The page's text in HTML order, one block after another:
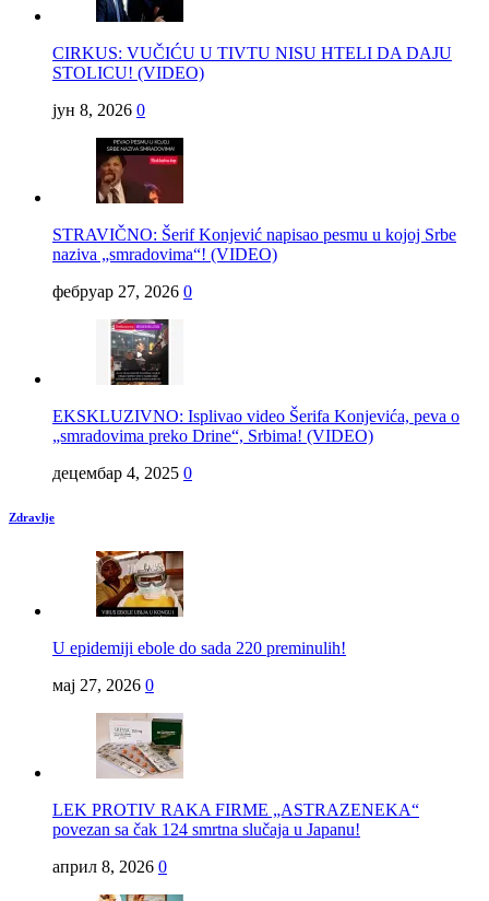
CIRKUS: VUČIĆU U TIVTU NISU HTELI DA DAJU
STOLICU! (VIDEO)
јун 8, 2026 0
STRAVIČNO: Šerif Konjević napisao pesmu u kojoj Srbe
naziva „smradovima“! (VIDEO)
фебруар 27, 2026 0
EKSKLUZIVNO: Isplivao video Šerifa Konjevića, peva o
„smradovima preko Drine“, Srbima! (VIDEO)
децембар 4, 2025 0
Zdravlje
U epidemiji ebole do sada 220 preminulih!
мај 27, 2026 0
LEK PROTIV RAKA FIRME „ASTRAZENEKA“
povezan sa čak 124 smrtna slučaja u Japanu!
април 8, 2026 0